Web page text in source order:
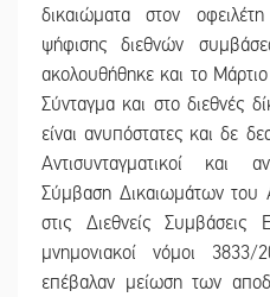
δικαιώματα στον
ψήφισης διεθνών
ακολουθήθηκε και το Μάρτιο
Σύνταγμα και στο διεθνές
είναι ανυπόστατες και δε
Αντισυνταγματικοί και
Σύμβαση Δικαιωμάτων
στις Διεθνείς Συμβάσεις
μνημονιακοί νόμοι
επέβαλαν μείωση των